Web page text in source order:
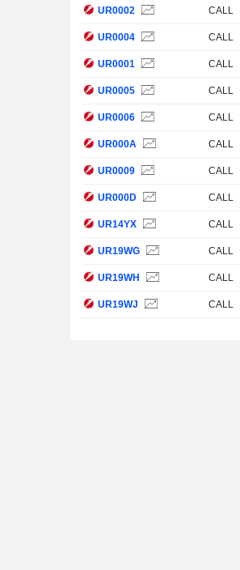
UR0002 CALL
UR0004 CALL
UR0001 CALL
UR0005 CALL
UR0006 CALL
UR000A CALL
UR0009 CALL
UR000D CALL
UR14YX CALL
UR19WG CALL
UR19WH CALL
UR19WJ CALL